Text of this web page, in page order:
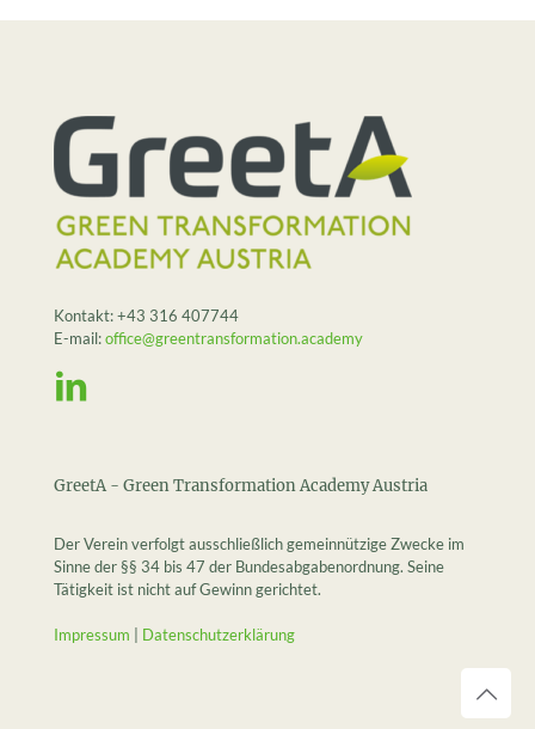
Kontakt:+43 316 407744
E-mail:office@greentransformation.academy
GreetA - Green Transformation Academy Austria
Der Verein verfolgt ausschließlich gemeinnützige Zwecke im
Sinne der §§ 34 bis 47 der Bundesabgabenordnung. Seine
Tätigkeit ist nicht auf Gewinn gerichtet.
Impressum Datenschutzerklärung